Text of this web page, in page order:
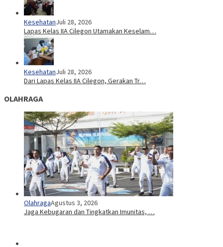
KesehatanJuli 28, 2026
Lapas Kelas IIA Cilegon Utamakan Keselam…
KesehatanJuli 28, 2026
Dari Lapas Kelas IIA Cilegon, Gerakan Tr…
OLAHRAGA
OlahragaAgustus 3, 2026
Jaga Kebugaran dan Tingkatkan Imunitas, …